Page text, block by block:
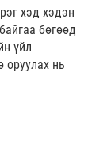
хэд хэдэн
бөгөөд
үйл
оруулах нь